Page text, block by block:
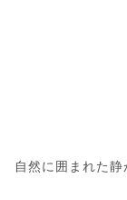
自然に囲まれた静